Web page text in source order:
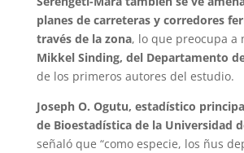
planes de carreteras y corredores
través de la zona, lo que preocupa a
Mikkel Sinding, del Departamento
de los primeros autores del estudio.
Joseph O. Ogutu, estadístico
de Bioestadística de la Universidad
señaló que “como especie, los ñus